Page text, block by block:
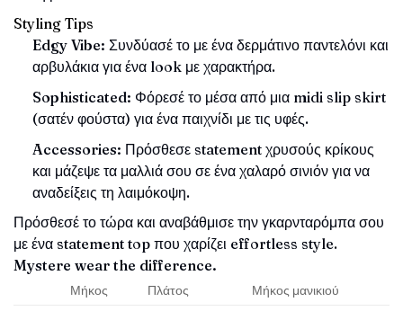
Styling Tips
Edgy Vibe: Συνδύασέ το με ένα δερμάτινο παντελόνι και
αρβυλάκια για ένα look με χαρακτήρα.
Sophisticated: Φόρεσέ το μέσα από μια midi slip skirt
(σατέν φούστα) για ένα παιχνίδι με τις υφές.
Accessories: Πρόσθεσε statement χρυσούς κρίκους
και μάζεψε τα μαλλιά σου σε ένα χαλαρό σινιόν για να
αναδείξεις τη λαιμόκοψη.
Πρόσθεσέ το τώρα και αναβάθμισε την γκαρνταρόμπα σου
με ένα statement top που χαρίζει effortless style.
Mystere wear the difference.
Μήκος Πλάτος
Μήκος μανικιού